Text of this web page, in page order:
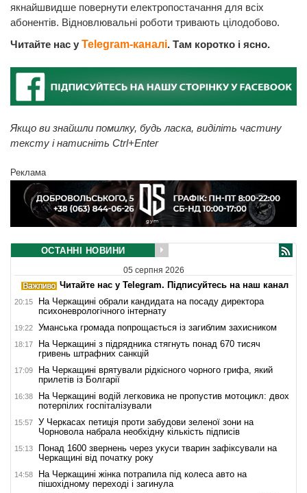
якнайшвидше повернути електропостачання для всіх
абонентів. Відновлювальні роботи тривають цілодобово.
Читайте нас у Telegram-каналі. Там коротко і ясно.
Якщо ви знайшли помилку, будь ласка, виділіть частину
тексту і натисніть Ctrl+Enter
Реклама
ОСТАННІ НОВИНИ
05 серпня 2026
Читайте нас у Telegram. Підписуйтесь на наш канал
20:15
На Черкащині обрали кандидата на посаду директора
психоневрологічного інтернату
19:22 Уманська громада попрощається із загиблим захисником
18:17
На Черкащині з підрядника стягнуть понад 670 тисяч
гривень штрафних санкцій
17:09
На Черкащині врятували рідкісного чорного грифа, який
прилетів із Болгарії
16:38
На Черкащині водій легковика не пропустив мотоцикл: двох
потерпілих госпіталізували
15:57
У Черкасах петиція проти забудови зеленої зони на
Чорновола набрала необхідну кількість підписів
15:13
Понад 1600 звернень через укуси тварин зафіксували на
Черкащині від початку року
14:58
На Черкащині жінка потрапила під колеса авто на
пішохідному переході і загинула